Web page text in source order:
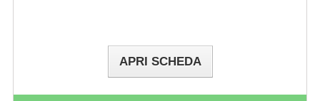
APRI SCHEDA